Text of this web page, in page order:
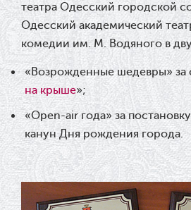
Закриття 79-го
сезону
27.06.2026
З поверненням,
25.06.2026
Трудовий ювілей
15.06.2026
театра Одесский городской
Одесский академический
комедии им. М. Водяного в
«Возрожденные шедевры» за
на крыше»;
«Open-air года» за
канун Дня рождения города.